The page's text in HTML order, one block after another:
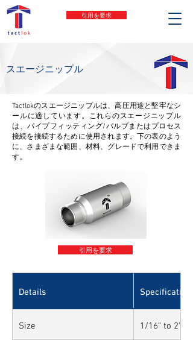
引用を要求
スエージニップル
Tactlokのスエージニップルは、高圧用途と堅牢なシ
ールに適しています。これらのスエージニップル
は、パイプフィッティング/バルブまたはプロセス
接続を接続するために使用されます。下の表のよう
に、さまざまな範囲、材料、グレードで利用できま
す。
引用を要求
Details Specifications
Size 1/16" to 2"